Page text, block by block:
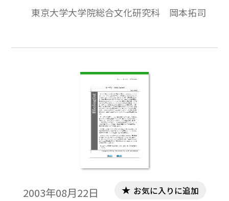
ツィヒに生まれる。父親は著名な出版者で
(Friedrich Christia August Hasse)の娘であっ
生理学，植物学を学んだ。後にハイデルベ
ルク大学，ゲッティンゲン大学でも学び，
1867年にライプツィヒ大学で角膜の解剖に
ついての論文で医学博士号を取得した。
東京大学大学院総合文化研究科 岡本拓司
2003年08月22日 お気に入りに追加